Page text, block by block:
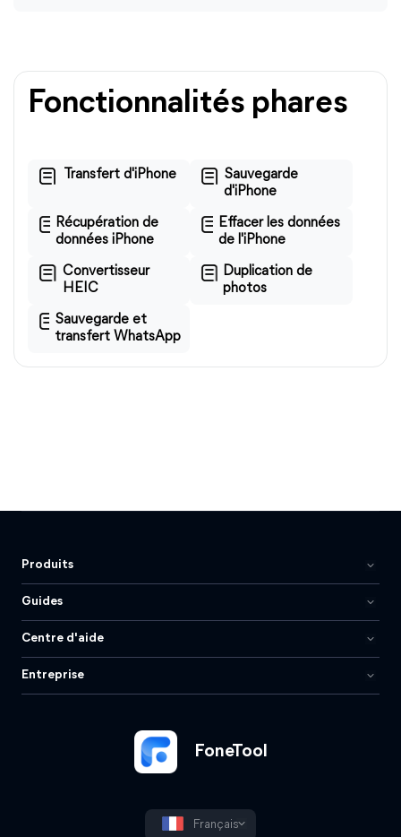
Fonctionnalités phares
Transfert d'iPhone
Sauvegarde
d'iPhone
Récupération de
données iPhone
Effacer les données
de l'iPhone
Convertisseur
HEIC
Duplication de
photos
Sauvegarde et
transfert WhatsApp
FoneTool
Français
Produits
Guides
Centre d'aide
Entreprise